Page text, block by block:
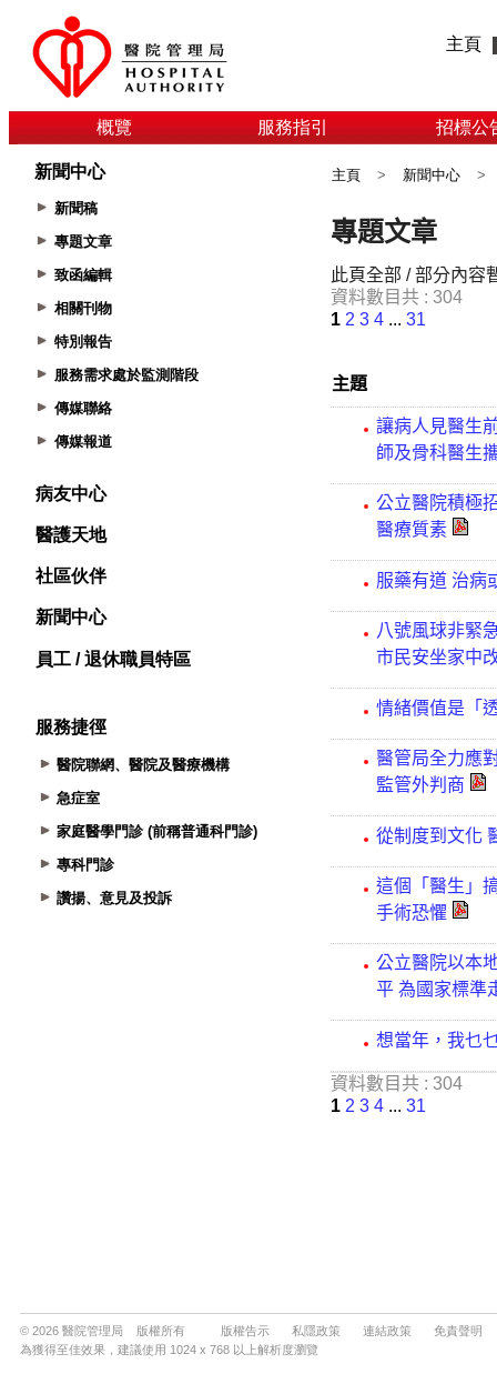
主頁
概覽 服務指引 招標公
新聞中心
新聞稿
專題文章
致函編輯
相關刊物
特別報告
服務需求處於監測階段
傳媒聯絡
傳媒報道
病友中心
醫護天地
社區伙伴
新聞中心
員工 / 退休職員特區
服務捷徑
醫院聯網、醫院及醫療機構
急症室
家庭醫學門診 (前稱普通科門診)
專科門診
讚揚、意見及投訴
主頁 > 新聞中心 >
© 2026 醫院管理局 版權所有 版權告示 私隱政策 連結政策
免責聲明
為獲得至佳效果，建議使用 1024 x 768 以上解析度瀏覽